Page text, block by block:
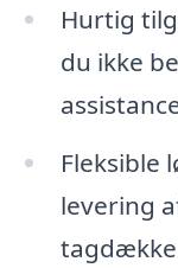
Hurtig
du ikke
Fleksible
levering